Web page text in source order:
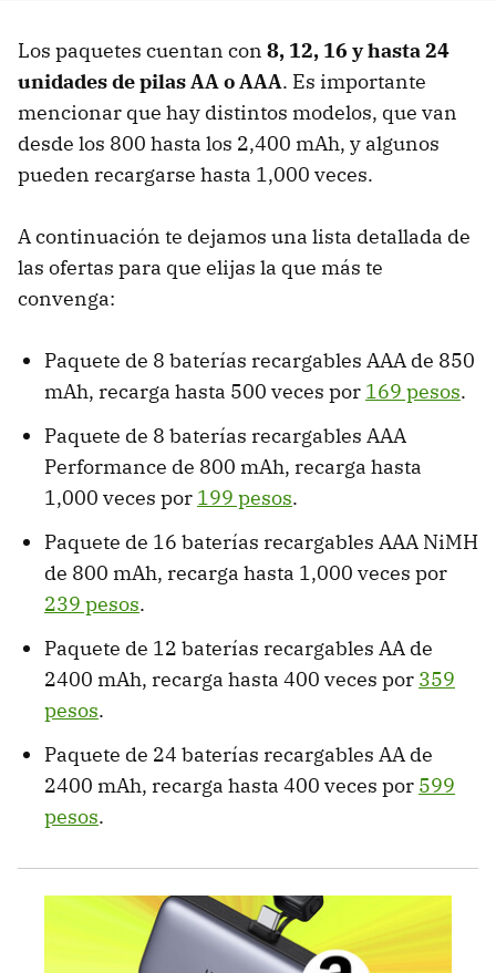
Los paquetes cuentan con 8, 12, 16 y hasta 24
unidades de pilas AA o AAA. Es importante
mencionar que hay distintos modelos, que van
desde los 800 hasta los 2,400 mAh, y algunos
pueden recargarse hasta 1,000 veces.
A continuación te dejamos una lista detallada de
las ofertas para que elijas la que más te
convenga:
Paquete de 8 baterías recargables AAA de 850
mAh, recarga hasta 500 veces por 169 pesos.
Paquete de 8 baterías recargables AAA
Performance de 800 mAh, recarga hasta
1,000 veces por 199 pesos.
Paquete de 16 baterías recargables AAA NiMH
de 800 mAh, recarga hasta 1,000 veces por
239 pesos.
Paquete de 12 baterías recargables AA de
2400 mAh, recarga hasta 400 veces por 359
pesos.
Paquete de 24 baterías recargables AA de
2400 mAh, recarga hasta 400 veces por 599
pesos.